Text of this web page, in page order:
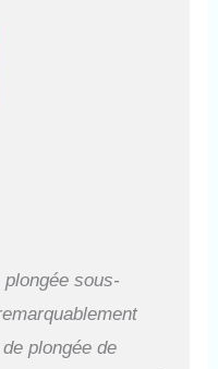
d'air, les temps de
varient en fonction de
respiratoire et
de plongée.
de la bouteille
de 6 cm est
au transport.
le réservoir de
vous
n'importe où. 🏊
de plongée
est fabriquée en
à la
sous-
plongée de